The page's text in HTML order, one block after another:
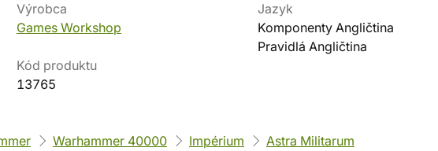
Výrobca
Games Workshop
Jazyk
Komponenty Angličtina
Pravidlá Angličtina
Kód produktu
13765
Warhammer 40000 Impérium
Astra Militarum